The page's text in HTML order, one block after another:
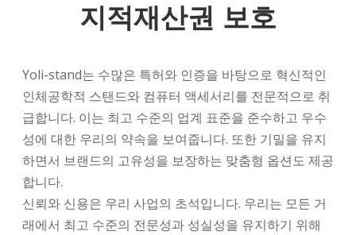
지적재산권 보호
Yoli-stand는 수많은 특허와 인증을 바탕으로 혁신적인
인체공학적 스탠드와 컴퓨터 액세서리를 전문적으로 취
급합니다. 이는 최고 수준의 업계 표준을 준수하고 우수
성에 대한 우리의 약속을 보여줍니다. 또한 기밀을 유지
하면서 브랜드의 고유성을 보장하는 맞춤형 옵션도 제공
합니다.
신뢰와 신용은 우리 사업의 초석입니다. 우리는 모든 거
래에서 최고 수준의 전문성과 성실성을 유지하기 위해